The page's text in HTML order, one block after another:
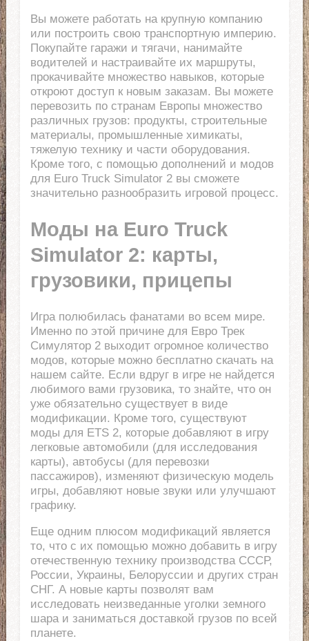
Вы можете работать на крупную компанию
или построить свою транспортную империю.
Покупайте гаражи и тягачи, нанимайте
водителей и настраивайте их маршруты,
прокачивайте множество навыков, которые
откроют доступ к новым заказам. Вы можете
перевозить по странам Европы множество
различных грузов: продукты, строительные
материалы, промышленные химикаты,
тяжелую технику и части оборудования.
Кроме того, с помощью дополнений и модов
для Euro Truck Simulator 2 вы сможете
значительно разнообразить игровой процесс.
Моды на Euro Truck
Simulator 2: карты,
грузовики, прицепы
Игра полюбилась фанатами во всем мире.
Именно по этой причине для Евро Трек
Симулятор 2 выходит огромное количество
модов, которые можно бесплатно скачать на
нашем сайте. Если вдруг в игре не найдется
любимого вами грузовика, то знайте, что он
уже обязательно существует в виде
модификации. Кроме того, существуют
моды для ETS 2, которые добавляют в игру
легковые автомобили (для исследования
карты), автобусы (для перевозки
пассажиров), изменяют физическую модель
игры, добавляют новые звуки или улучшают
графику.
Еще одним плюсом модификаций является
то, что с их помощью можно добавить в игру
отечественную технику производства СССР,
России, Украины, Белоруссии и других стран
СНГ. А новые карты позволят вам
исследовать неизведанные уголки земного
шара и заниматься доставкой грузов по всей
планете.